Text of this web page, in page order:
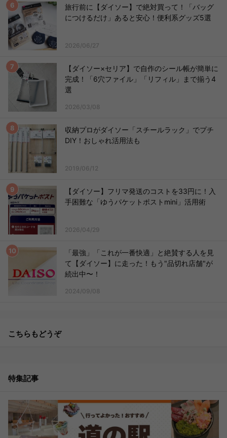
旅行前に【ダイソー】で絶対買って！「バッグ
につけるだけ」あると安心！便利系グッズ5選
2026/06/27
【ダイソー×セリア】で自作のシール帳が簡単に
完成！「6穴ファイル」「リフィル」まで揃う4
選
2026/03/08
収納プロがダイソー「スチールラック」でプチ
DIY！おしゃれ活用法も
2019/06/12
【ダイソー】フリマ発送のコストを33円に！入
手困難な「ゆうパケットポストmini」活用術
2026/04/29
「最強」「これが一番快適」と絶賛する人を見
て【ダイソー】に走った！もう"品切れ店舗"が
続出中〜！
2024/09/08
こちらもどうぞ
特集記事